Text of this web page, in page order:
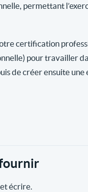
permettant
certification
pour travailler
de créer ensuite
écrire.